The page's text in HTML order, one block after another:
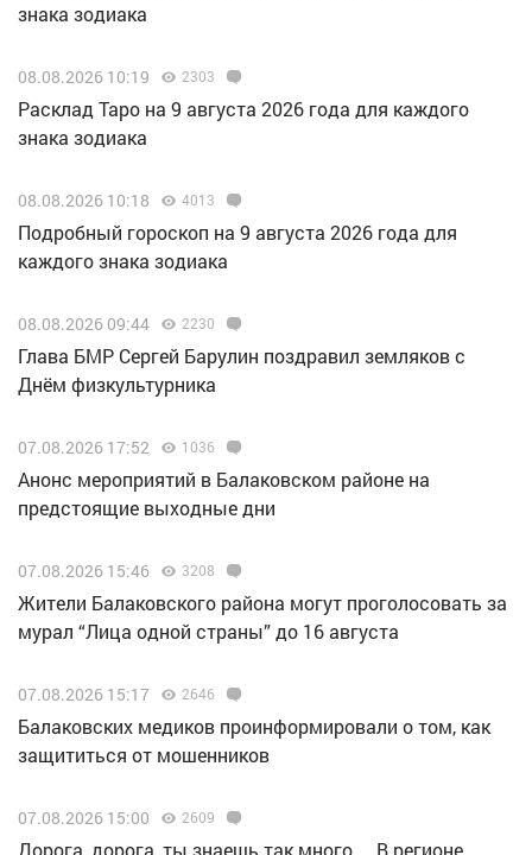
знака зодиака
08.08.2026 10:19 2303
Расклад Таро на 9 августа 2026 года для каждого
знака зодиака
08.08.2026 10:18 4013
Подробный гороскоп на 9 августа 2026 года для
каждого знака зодиака
08.08.2026 09:44 2230
Глава БМР Сергей Барулин поздравил земляков с
Днём физкультурника
07.08.2026 17:52 1036
Анонс мероприятий в Балаковском районе на
предстоящие выходные дни
07.08.2026 15:46 3208
Жители Балаковского района могут проголосовать за
мурал “Лица одной страны” до 16 августа
07.08.2026 15:17 2646
Балаковских медиков проинформировали о том, как
защититься от мошенников
07.08.2026 15:00 2609